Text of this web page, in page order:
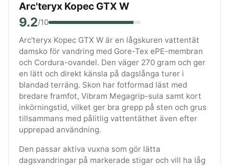
Arc'teryx Kopec GTX W
9.2/10
Arc'teryx Kopec GTX W är en lågskuren vattentät
damsko för vandring med Gore-Tex ePE-membran
och Cordura-ovandel. Den väger 270 gram och ger
en lätt och direkt känsla på dagslånga turer i
blandad terräng. Skon har fotformad läst med
bredare framfot, Vibram Megagrip-sula samt kort
inkörningstid, vilket ger bra grepp på sten och grus
tillsammans med pålitlig vattentäthet även efter
upprepad användning.
Den passar aktiva vuxna som gör lätta
dagsvandringar på markerade stigar och vill ha låg